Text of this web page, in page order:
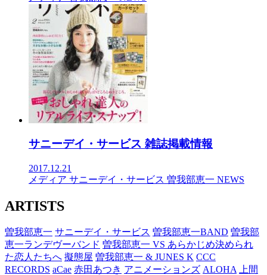
サニーデイ・サービス 雑誌掲載情報
2017.12.21
メディア サニーデイ・サービス 曽我部恵一 NEWS
ARTISTS
曽我部恵一 サニーデイ・サービス 曽我部恵一BAND 曽我部
恵一ランデヴーバンド 曽我部恵一 VS あらかじめ決められ
た恋人たちへ 擬態屋 曽我部恵一 & JUNES K CCC
RECORDS aCae 赤田あつき アニメーションズ ALOHA
上間